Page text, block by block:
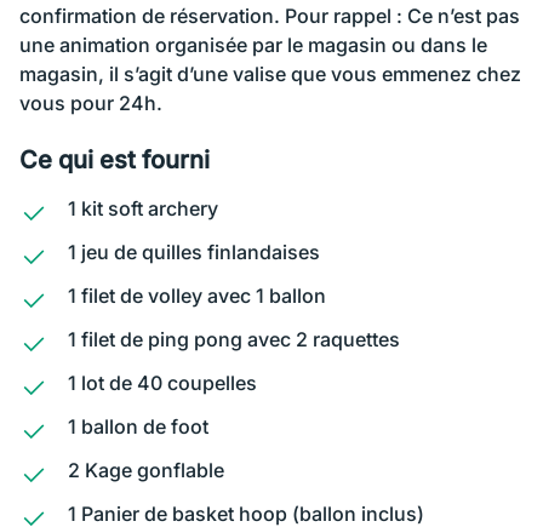
confirmation de réservation. Pour rappel : Ce n’est pas
une animation organisée par le magasin ou dans le
magasin, il s’agit d’une valise que vous emmenez chez
vous pour 24h.
Ce qui est fourni
1 kit soft archery
1 jeu de quilles finlandaises
1 filet de volley avec 1 ballon
1 filet de ping pong avec 2 raquettes
1 lot de 40 coupelles
1 ballon de foot
2 Kage gonflable
1 Panier de basket hoop (ballon inclus)